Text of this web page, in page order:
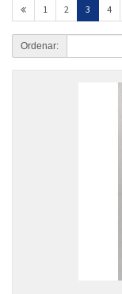
1 2 3 4
Ordenar: